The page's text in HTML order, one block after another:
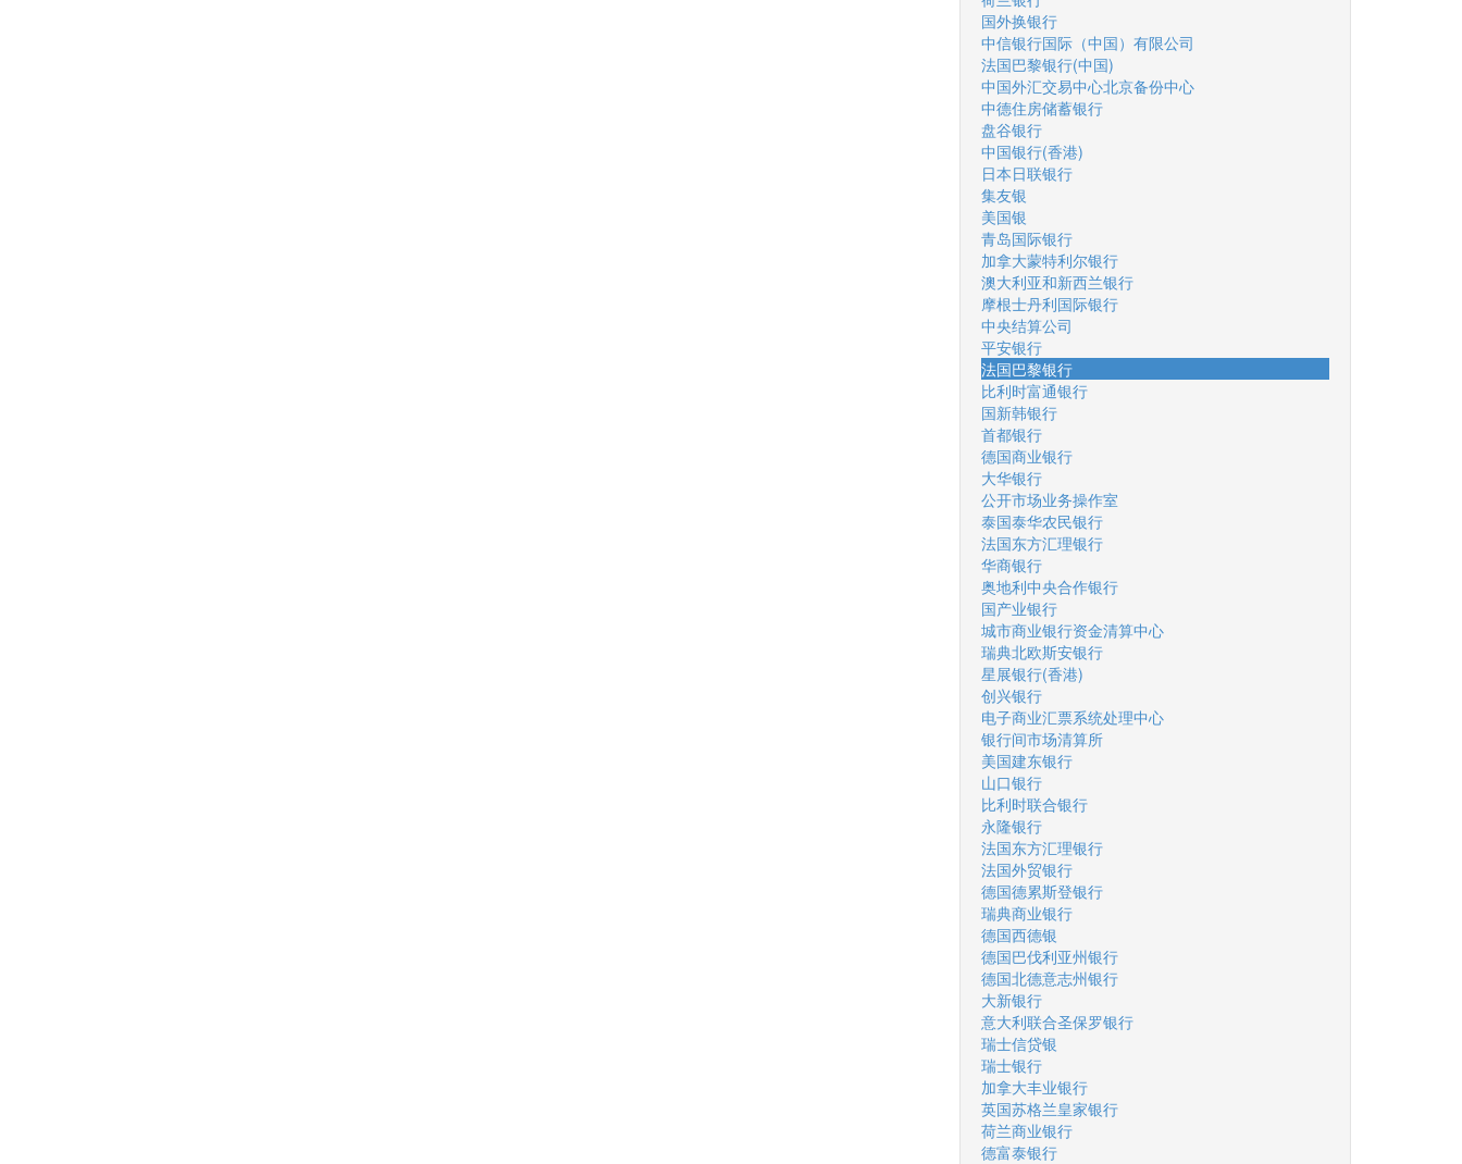
国外换银行
中信银行国际（中国）有限公司
法国巴黎银行(中国)
中国外汇交易中心北京备份中心
中德住房储蓄银行
盘谷银行
中国银行(香港)
日本日联银行
集友银
美国银
青岛国际银行
加拿大蒙特利尔银行
澳大利亚和新西兰银行
摩根士丹利国际银行
中央结算公司
平安银行
法国巴黎银行
比利时富通银行
国新韩银行
首都银行
德国商业银行
大华银行
公开市场业务操作室
泰国泰华农民银行
法国东方汇理银行
华商银行
奥地利中央合作银行
国产业银行
城市商业银行资金清算中心
瑞典北欧斯安银行
星展银行(香港)
创兴银行
电子商业汇票系统处理中心
银行间市场清算所
美国建东银行
山口银行
比利时联合银行
永隆银行
法国东方汇理银行
法国外贸银行
德国德累斯登银行
瑞典商业银行
德国西德银
德国巴伐利亚州银行
德国北德意志州银行
大新银行
意大利联合圣保罗银行
瑞士信贷银
瑞士银行
加拿大丰业银行
英国苏格兰皇家银行
荷兰商业银行
德富泰银行